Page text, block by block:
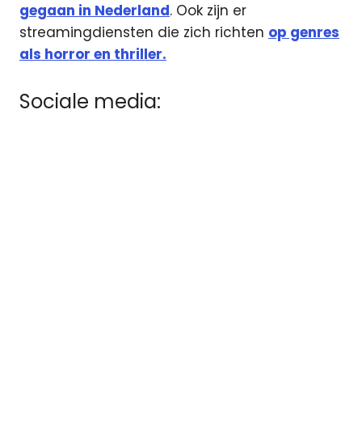
gegaan in Nederland. Ook zijn er
streamingdiensten die zich richten op genres
als horror en thriller.
Sociale media: